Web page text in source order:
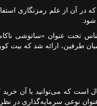
دیجی‌کش که در آن از علم
شود.
ناشناس تحت عنوان «ساتوشی
طرفین، ارائه شد که بیت
است که می‌توانید با آن
نوعی سرمایه‌گذاری در